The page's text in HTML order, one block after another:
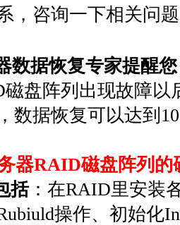
，咨询一下相关问
数据恢复专家提醒
盘阵列出现故障以
数据恢复可以达到
RAID磁盘阵列的
括：在RAID里安装
操作、初始化